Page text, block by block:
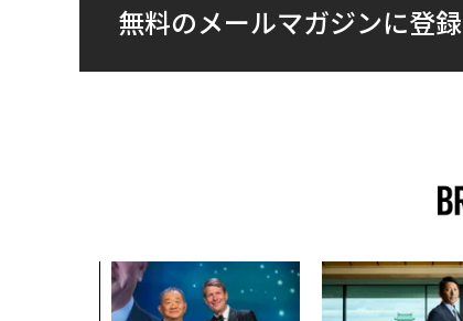
無料のメールマガジンに登録